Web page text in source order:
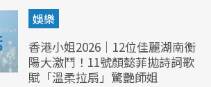
娛樂
香港小姐2026｜12位佳麗湖南衡
陽大激鬥！11號顏懿菲拋詩詞歌
賦「溫柔拉扇」驚艷師姐